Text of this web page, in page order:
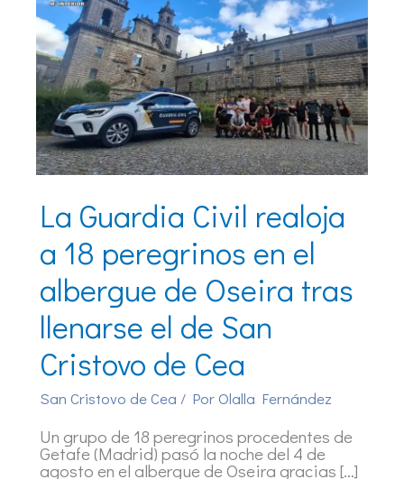
La Guardia Civil realoja
a 18 peregrinos en el
albergue de Oseira tras
llenarse el de San
Cristovo de Cea
San Cristovo de Cea / PorOlalla Fernández
Un grupo de 18 peregrinos procedentes de
Getafe (Madrid) pasó la noche del 4 de
agosto en el albergue de Oseira gracias […]